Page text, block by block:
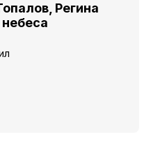
Регина